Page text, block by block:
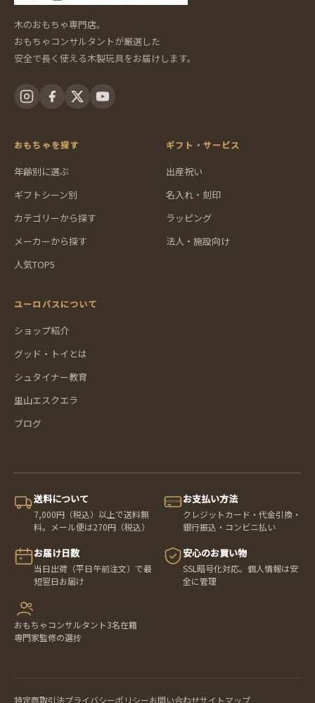
木のおもちゃ専門店。
おもちゃコンサルタントが厳選した
安全で長く使える木製玩具をお届けします。
おもちゃを探す
年齢別に選ぶ
ギフトシーン別
カテゴリーから探す
メーカーから探す
人気TOP5
ギフト・サービス
出産祝い
名入れ・刻印
ラッピング
法人・施設向け
ユーロバスについて
ショップ紹介
グッド・トイとは
シュタイナー教育
里山エスクエラ
ブログ
送料について
7,000円（税込）以上で送料無
料。メール便は270円（税込）
お支払い方法
クレジットカード・代金引換・
銀行振込・コンビニ払い
お届け日数
当日出荷（平日午前注文）で最
短翌日お届け
安心のお買い物
SSL暗号化対応。個人情報は安
全に管理
おもちゃコンサルタント3名在籍
専門家監修の選抟
特定商取引法プライバシーポリシーお問い合わせサイトマップ